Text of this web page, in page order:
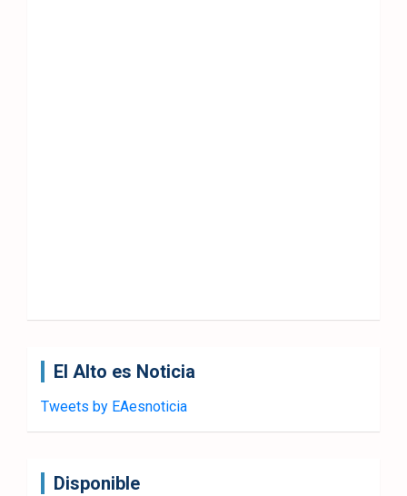
El Alto es Noticia
Tweets by EAesnoticia
Disponible